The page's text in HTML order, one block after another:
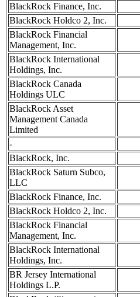
BlackRock Finance, Inc.
BlackRock Holdco 2, Inc.
BlackRock Financial
Management, Inc.
BlackRock International
Holdings, Inc.
BlackRock Canada
Holdings ULC
BlackRock Asset
Management Canada
Limited
-
BlackRock, Inc.
BlackRock Saturn Subco,
LLC
BlackRock Finance, Inc.
BlackRock Holdco 2, Inc.
BlackRock Financial
Management, Inc.
BlackRock International
Holdings, Inc.
BR Jersey International
Holdings L.P.